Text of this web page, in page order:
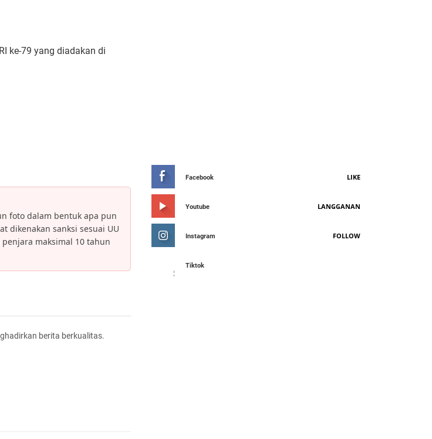
ke-79 yang diadakan di
foto dalam bentuk apa pun
dikenakan sanksi sesuai UU
maksimal 10 tahun
berita berkualitas.
Facebook LIKE
Youtube LANGGANAN
Instagram FOLLOW
Tiktok